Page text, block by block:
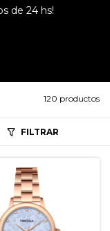
de 24 hs!
120 productos
FILTRAR